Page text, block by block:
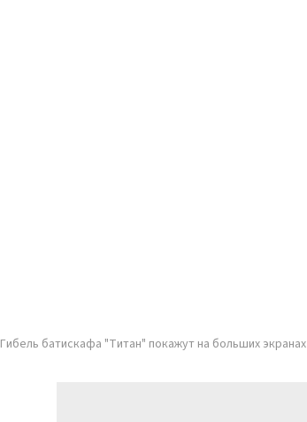
Гибель батискафа "Титан" покажут на больших экранах